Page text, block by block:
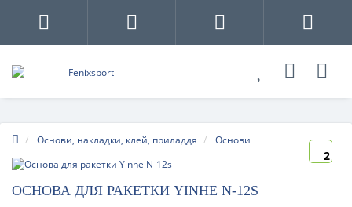
Основи, накладки, клей, приладдя Основи
2
ОСНОВА ДЛЯ РАКЕТКИ YINHE N-12S